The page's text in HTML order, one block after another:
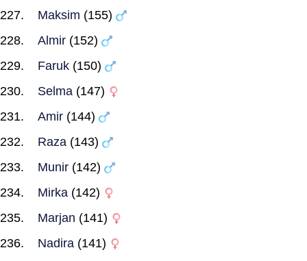
Maksim (155)
Almir (152)
Faruk (150)
Selma (147)
Amir (144)
Raza (143)
Munir (142)
Mirka (142)
Marjan (141)
Nadira (141)